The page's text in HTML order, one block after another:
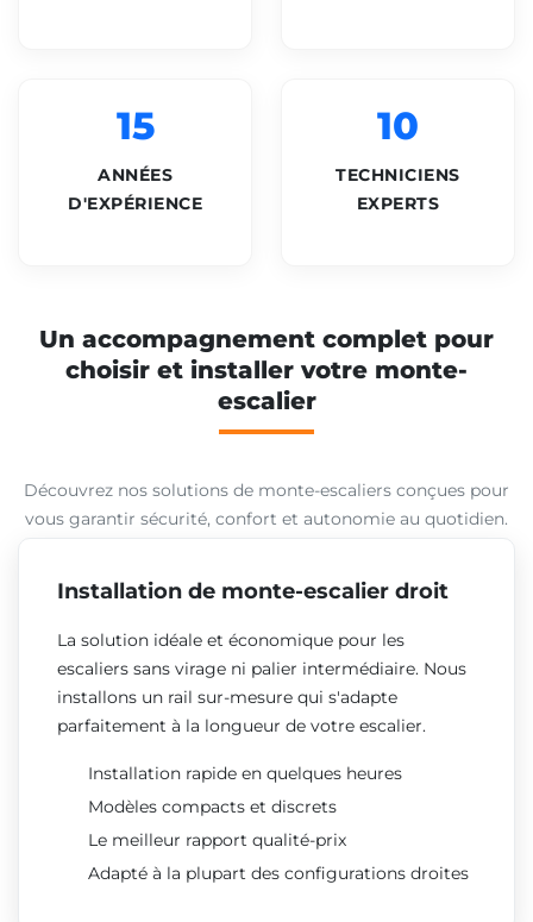
15
ANNÉES
D'EXPÉRIENCE
10
TECHNICIENS
EXPERTS
Un accompagnement complet pour
choisir et installer votre monte-
escalier
Découvrez nos solutions de monte-escaliers conçues pour
vous garantir sécurité, confort et autonomie au quotidien.
Installation de monte-escalier droit
La solution idéale et économique pour les
escaliers sans virage ni palier intermédiaire. Nous
installons un rail sur-mesure qui s'adapte
parfaitement à la longueur de votre escalier.
Installation rapide en quelques heures
Modèles compacts et discrets
Le meilleur rapport qualité-prix
Adapté à la plupart des configurations droites